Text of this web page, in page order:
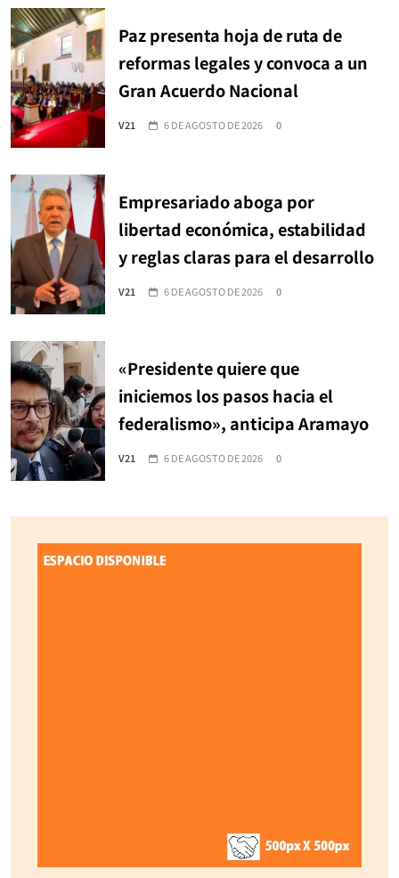
Paz presenta hoja de ruta de
reformas legales y convoca a un
Gran Acuerdo Nacional
V21 6 DE AGOSTO DE 2026 0
Empresariado aboga por
libertad económica, estabilidad
y reglas claras para el desarrollo
V21 6 DE AGOSTO DE 2026 0
«Presidente quiere que
iniciemos los pasos hacia el
federalismo», anticipa Aramayo
V21 6 DE AGOSTO DE 2026 0